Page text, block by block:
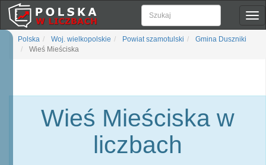
Polska Woj. wielkopolskie Powiat szamotulski
Gmina Duszniki
Wieś Mieściska
Wieś Mieściska w
liczbach